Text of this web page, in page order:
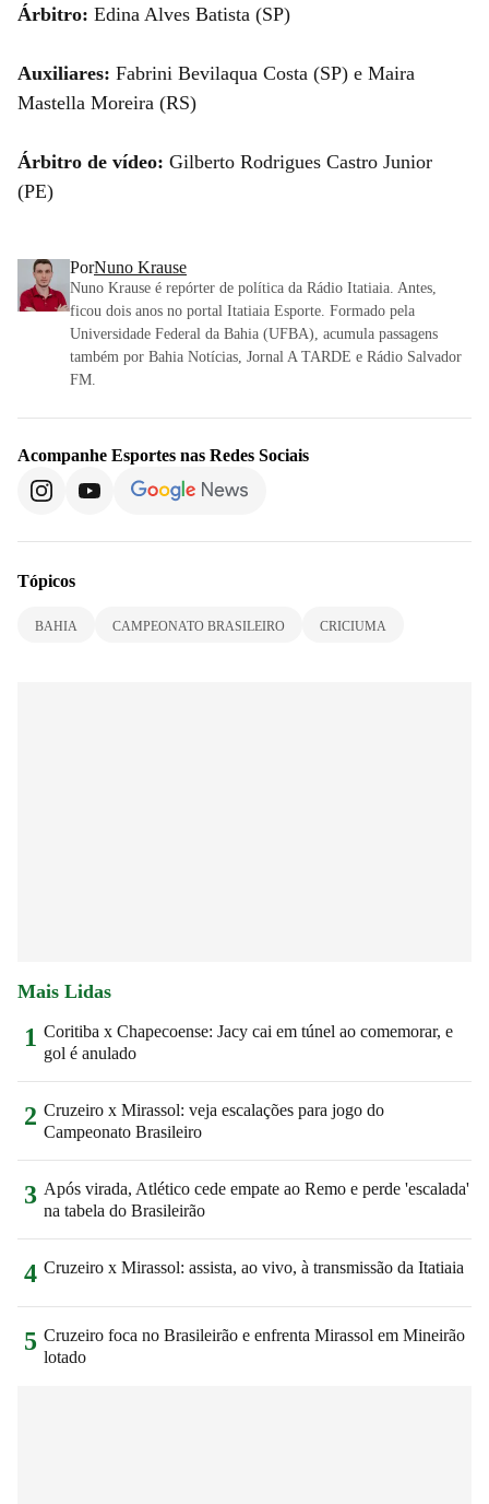
Árbitro: Edina Alves Batista (SP)
Auxiliares: Fabrini Bevilaqua Costa (SP) e Maira
Mastella Moreira (RS)
Árbitro de vídeo: Gilberto Rodrigues Castro Junior
(PE)
PorNuno Krause
Nuno Krause é repórter de política da Rádio Itatiaia. Antes,
ficou dois anos no portal Itatiaia Esporte. Formado pela
Universidade Federal da Bahia (UFBA), acumula passagens
também por Bahia Notícias, Jornal A TARDE e Rádio Salvador
FM.
Acompanhe Esportes nas Redes Sociais
Tópicos
BAHIA CAMPEONATO BRASILEIRO CRICIUMA
Mais Lidas
1 Coritiba x Chapecoense: Jacy cai em túnel ao comemorar, e
gol é anulado
2 Cruzeiro x Mirassol: veja escalações para jogo do
Campeonato Brasileiro
3 Após virada, Atlético cede empate ao Remo e perde 'escalada'
na tabela do Brasileirão
4 Cruzeiro x Mirassol: assista, ao vivo, à transmissão da Itatiaia
5 Cruzeiro foca no Brasileirão e enfrenta Mirassol em Mineirão
lotado